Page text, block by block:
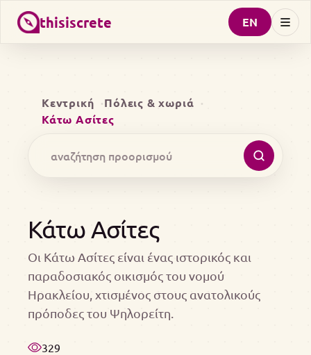
thisiscrete EN
Κεντρική
Πόλεις & χωριά
Κάτω Ασίτες
Κάτω Ασίτες
Οι Κάτω Ασίτες είναι ένας ιστορικός και
παραδοσιακός οικισμός του νομού
Ηρακλείου, χτισμένος στους ανατολικούς
πρόποδες του Ψηλορείτη.
329